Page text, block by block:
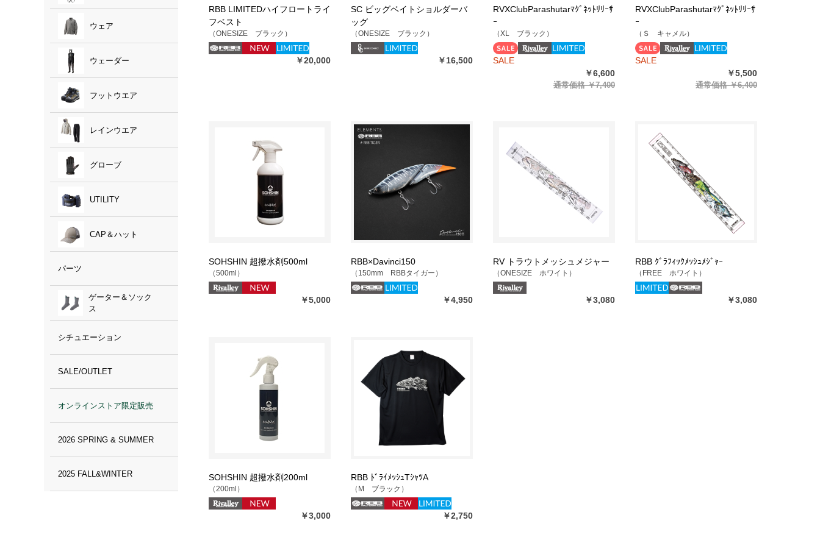
ウェア
ウェーダー
フットウエア
レインウエア
グローブ
UTILITY
CAP＆ハット
パーツ
ゲーター＆ソック
ス
シチュエーション
SALE/OUTLET
オンラインストア限定販売
2026 SPRING & SUMMER
2025 FALL&WINTER
RBB LIMITEDハイフロートライ
フベスト
（ONESIZE ブラック）
￥20,000
SC ビッグベイトショルダーバ
ッグ
（ONESIZE ブラック）
￥16,500
RVXClubParashutarﾏｸﾞﾈｯﾄﾘﾘｰｻ
ｰ
（XL ブラック）
SALE
￥6,600
通常価格￥7,400
RVXClubParashutarﾏｸﾞﾈｯﾄﾘﾘｰｻ
ｰ
（Ｓ キャメル）
SALE
￥5,500
通常価格￥6,400
SOHSHIN 超撥水剤500ml
（500ml）
￥5,000
RBB×Davinci150
（150mm RBBタイガー）
￥4,950
RV トラウトメッシュメジャー
（ONESIZE ホワイト）
￥3,080
RBB ｸﾞﾗﾌｨｯｸﾒｯｼｭﾒｼﾞｬｰ
（FREE ホワイト）
￥3,080
SOHSHIN 超撥水剤200ml
（200ml）
￥3,000
RBB ﾄﾞﾗｲﾒｯｼｭTｼｬﾂA
（M ブラック）
￥2,750